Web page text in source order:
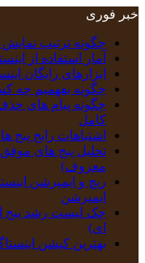
خبر فوری
چگونه ترتیب
آمار استفاده از
ابزارهای رایگان
چگونه بفهمیم چه
چگونه پیام‌ های
کامل
اشتباهات رایج پیج
تحلیل پیج‌ های موفق
معروف)
ایمپرشن
چک‌ لیست رشد پیج
ای)
بهترین کپشن‌ اینستاگرام؛ ۱۰۰+ متن خاص